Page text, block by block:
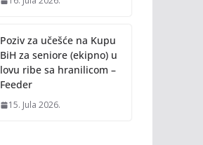
Poziv za učešće na Kupu
BiH za seniore (ekipno) u
lovu ribe sa hranilicom –
Feeder
15. Jula 2026.